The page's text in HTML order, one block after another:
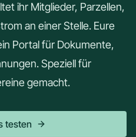
ihr Mitglieder, Parzellen,
an einer Stelle. Eure
Portal für Dokumente,
Speziell für
gemacht.
testen